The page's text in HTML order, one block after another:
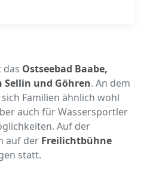
das Ostseebad Baabe,
Sellin und Göhren. An dem
Familien ähnlich wohl
auch für Wassersportler
Auf der
auf der Freilichtbühne
statt.